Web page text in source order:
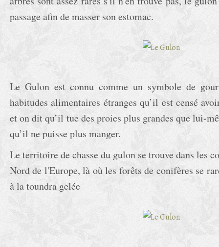
passage afin de masser son estomac.
Le Gulon est connu comme un symbole de
habitudes alimentaires étranges qu’il est censé
et on dit qu’il tue des proies plus grandes que lui-
qu’il ne puisse plus manger.
Le territoire de chasse du gulon se trouve dans les
Nord de l'Europe, là où les forêts de conifères se
à la toundra gelée